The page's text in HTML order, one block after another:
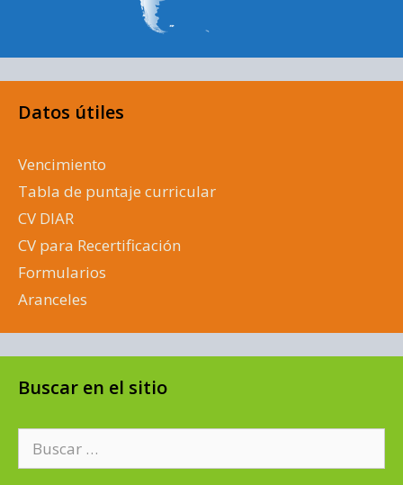
Datos útiles
Vencimiento
Tabla de puntaje curricular
CV DIAR
CV para Recertificación
Formularios
Aranceles
Buscar en el sitio
Buscar: